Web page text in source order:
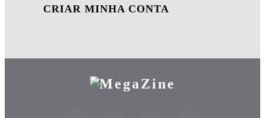
CRIAR MINHA CONTA